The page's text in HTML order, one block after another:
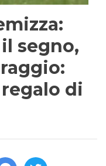
segno,
di